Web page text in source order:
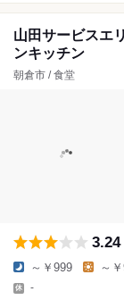
山田サービスエ
ンキッチン
朝倉市 / 食堂
3.24
～￥999 ～
-